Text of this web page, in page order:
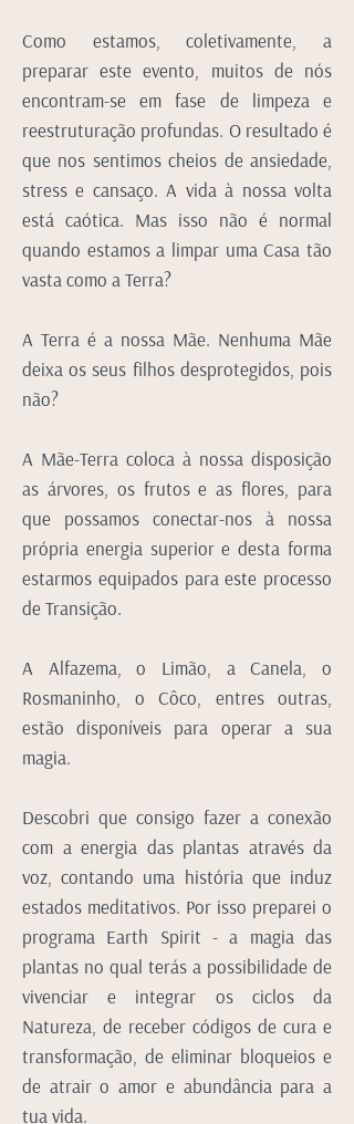
Como estamos, coletivamente, a
preparar este evento, muitos de nós
encontram-se em fase de limpeza e
reestruturação profundas. O resultado é
que nos sentimos cheios de ansiedade,
stress e cansaço. A vida à nossa volta
está caótica. Mas isso não é normal
quando estamos a limpar uma Casa tão
vasta como a Terra?
A Terra é a nossa Mãe. Nenhuma Mãe
deixa os seus filhos desprotegidos, pois
não?
A Mãe-Terra coloca à nossa disposição
as árvores, os frutos e as flores, para
que possamos conectar-nos à nossa
própria energia superior e desta forma
estarmos equipados para este processo
de Transição.
A Alfazema, o Limão, a Canela, o
Rosmaninho, o Côco, entres outras,
estão disponíveis para operar a sua
magia.
Descobri que consigo fazer a conexão
com a energia das plantas através da
voz, contando uma história que induz
estados meditativos. Por isso preparei o
programa Earth Spirit - a magia das
plantas no qual terás a possibilidade de
vivenciar e integrar os ciclos da
Natureza, de receber códigos de cura e
transformação, de eliminar bloqueios e
de atrair o amor e abundância para a
tua vida.